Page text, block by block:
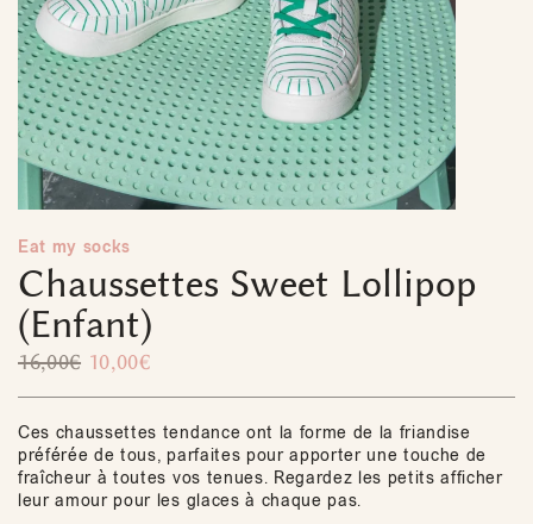
Eat my socks
Chaussettes Sweet Lollipop
(Enfant)
16,00€ 10,00€
Ces chaussettes tendance ont la forme de la friandise
préférée de tous, parfaites pour apporter une touche de
fraîcheur à toutes vos tenues. Regardez les petits afficher
leur amour pour les glaces à chaque pas.